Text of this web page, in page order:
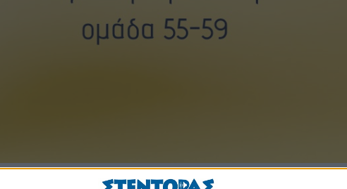
της covid-19, σύμφωνα με την προτεραιοποίηση της Εθνικής Επιτροπή